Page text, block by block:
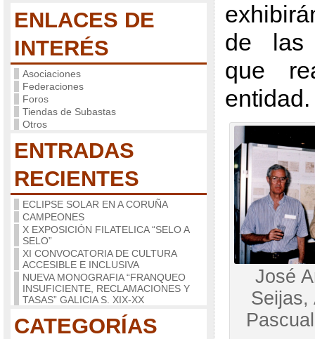
ENLACES DE
INTERÉS
Asociaciones
Federaciones
Foros
Tiendas de Subastas
Otros
ENTRADAS
RECIENTES
ECLIPSE SOLAR EN A CORUÑA
CAMPEONES
X EXPOSICIÓN FILATELICA “SELO A
SELO”
XI CONVOCATORIA DE CULTURA
ACCESIBLE E INCLUSIVA
NUEVA MONOGRAFIA “FRANQUEO
INSUFICIENTE, RECLAMACIONES Y
TASAS” GALICIA S. XIX-XX
CATEGORÍAS
de las
que
entidad.
José
Seijas,